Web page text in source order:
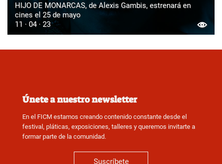
HIJO DE MONARCAS, de Alexis Gambis, estrenará en
cines el 25 de mayo
11 · 04 · 23
Únete a nuestro newsletter
En el FICM estamos creando contenido constante desde el
festival, pláticas, exposiciones, talleres y queremos invitarte a
formar parte de la comunidad.
Suscríbete